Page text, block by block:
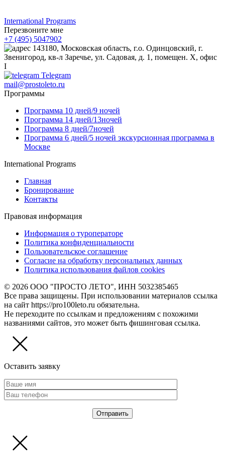
International Programs
Перезвоните мне
+7 (495) 5047902
143180, Московская область, г.о. Одинцовский, г.
Звенигород, кв-л Заречье, ул. Садовая, д. 1, помещен. X, офис
I
Telegram
mail@prostoleto.ru
Программы
Программа 10 дней/9 ночей
Программа 14 дней/13ночей
Программа 8 дней/7ночей
Программа 6 дней/5 ночей экскурсионная программа в
Москве
International Programs
Главная
Бронирование
Контакты
Правовая информация
Информация о туроператоре
Политика конфиденциальности
Пользовательское соглашение
Согласие на обработку персональных данных
Политика использования файлов cookies
© 2026 ООО "ПРОСТО ЛЕТО", ИНН 5032385465
Все права защищены. При использовании материалов ссылка
на сайт https://pro100leto.ru обязательна.
Не переходите по ссылкам и предложениям с похожими
названиями сайтов, это может быть фишинговая ссылка.
Оставить заявку